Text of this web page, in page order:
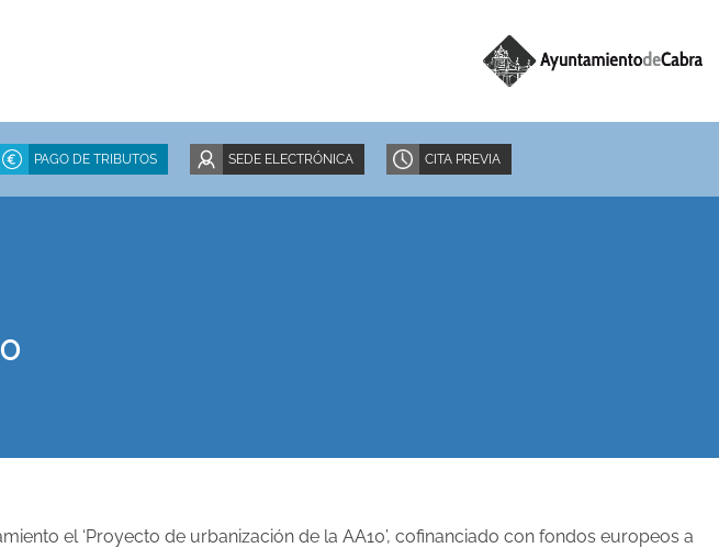
PAGO DE TRIBUTOS SEDE ELECTRÓNICA CITA PREVIA
el ‘Proyecto de urbanización de la AA10’, cofinanciado con fondos europeos a